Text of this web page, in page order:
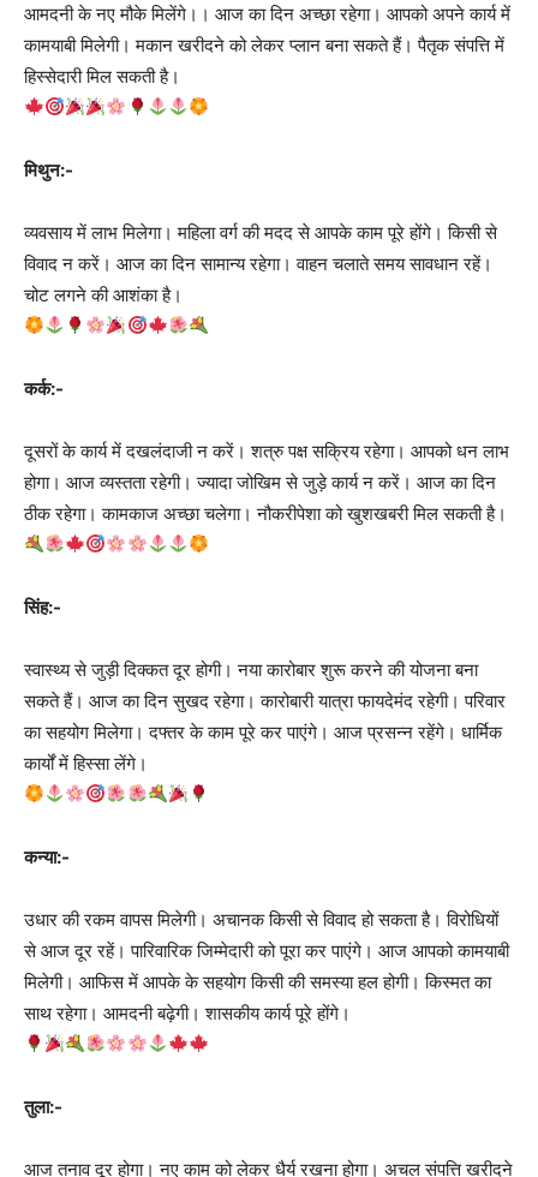
आमदनी के नए मौके मिलेंगे।। आज का दिन अच्छा रहेगा। आपको अपने कार्य में
कामयाबी मिलेगी। मकान खरीदने को लेकर प्लान बना सकते हैं। पैतृक संपत्ति में
हिस्सेदारी मिल सकती है।
मिथुन:-
व्यवसाय में लाभ मिलेगा। महिला वर्ग की मदद से आपके काम पूरे होंगे। किसी से
विवाद न करें। आज का दिन सामान्य रहेगा। वाहन चलाते समय सावधान रहें।
चोट लगने की आशंका है।
कर्क:-
दूसरों के कार्य में दखलंदाजी न करें। शत्रु पक्ष सक्रिय रहेगा। आपको धन लाभ
होगा। आज व्यस्तता रहेगी। ज्यादा जोखिम से जुड़े कार्य न करें। आज का दिन
ठीक रहेगा। कामकाज अच्छा चलेगा। नौकरीपेशा को खुशखबरी मिल सकती है।
सिंह:-
स्वास्थ्य से जुड़ी दिक्कत दूर होगी। नया कारोबार शुरू करने की योजना बना
सकते हैं। आज का दिन सुखद रहेगा। कारोबारी यात्रा फायदेमंद रहेगी। परिवार
का सहयोग मिलेगा। दफ्तर के काम पूरे कर पाएंगे। आज प्रसन्न रहेंगे। धार्मिक
कार्यों में हिस्सा लेंगे।
कन्या:-
उधार की रकम वापस मिलेगी। अचानक किसी से विवाद हो सकता है। विरोधियों
से आज दूर रहें। पारिवारिक जिम्मेदारी को पूरा कर पाएंगे। आज आपको कामयाबी
मिलेगी। आफिस में आपके के सहयोग किसी की समस्या हल होगी। किस्मत का
साथ रहेगा। आमदनी बढ़ेगी। शासकीय कार्य पूरे होंगे।
तुला:-
आज तनाव दूर होगा। नए काम को लेकर धैर्य रखना होगा। अचल संपत्ति खरीदने